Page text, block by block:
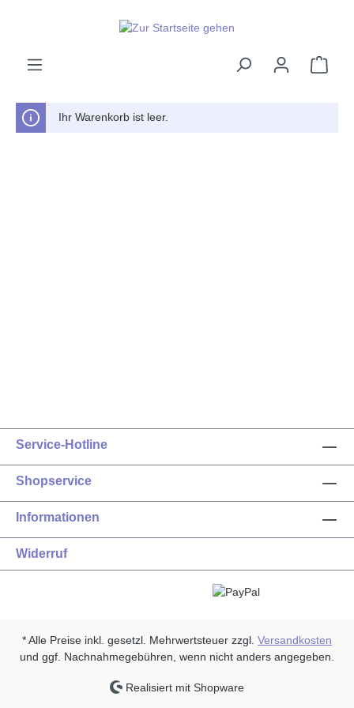
Ihr Warenkorb ist leer.
Service-Hotline
Shopservice
Informationen
Widerruf
* Alle Preise inkl. gesetzl. Mehrwertsteuer zzgl. Versandkosten
und ggf. Nachnahmegebühren, wenn nicht anders angegeben.
Realisiert mit Shopware